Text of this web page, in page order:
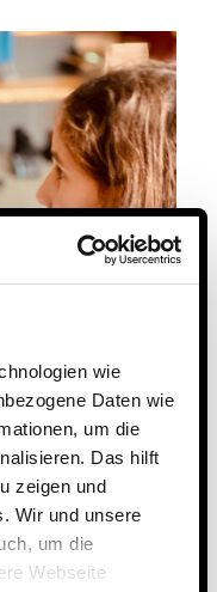
wie
Daten wie
um die
Das hilft
zeigen und
Wir und unsere
um die
Webseite